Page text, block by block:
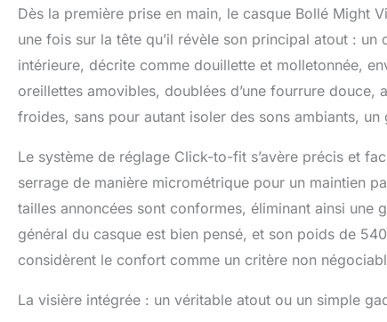
Dès la première prise en main, le casque Bollé Might
une fois sur la tête qu’il révèle son principal atout :
intérieure, décrite comme douillette et molletonnée,
oreillettes amovibles, doublées d’une fourrure
froides, sans pour autant isoler des sons ambiants,
Le système de réglage Click-to-fit s’avère précis et
serrage de manière micrométrique pour un maintien
tailles annoncées sont conformes, éliminant ainsi une
général du casque est bien pensé, et son poids de
considèrent le confort comme un critère non
La visière intégrée : un véritable atout ou un simple